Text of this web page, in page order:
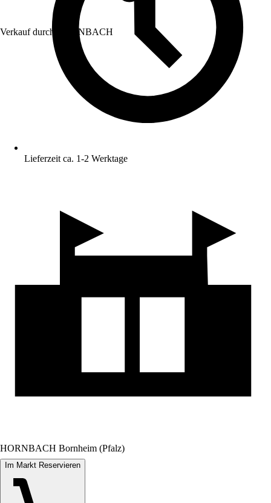
Verkauf durch: HORNBACH
Lieferzeit ca. 1-2 Werktage
HORNBACH Bornheim (Pfalz)
Im Markt Reservieren